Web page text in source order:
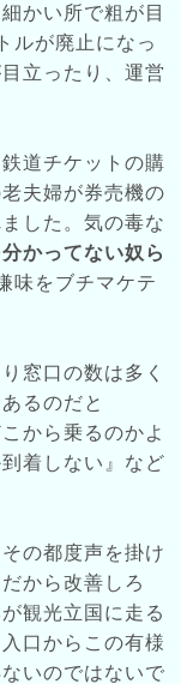
かい所で粗が目
ルが廃止になっ
目立ったり、運営
道チケットの購
夫婦が券売機の
した。気の毒な
かってない奴ら
味をブチマケテ
窓口の数は多く
るのだと
から乗るのかよ
着しない』など
の都度声を掛け
から改善しろ
観光立国に走る
口からこの有様
いのではないで